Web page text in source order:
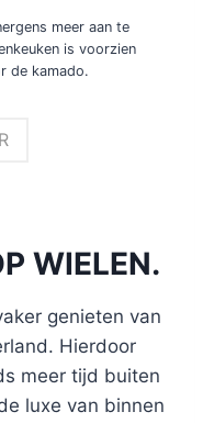
meer aan te
is voorzien
de kamado.
WIELEN.
genieten van
Hierdoor
meer tijd buiten
luxe van binnen